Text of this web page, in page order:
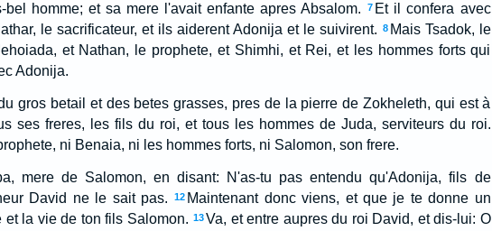
homme; et sa mere l'avait enfante apres Absalom.
7 Et il confera avec
le sacrificateur, et ils aiderent Adonija et le suivirent. 8 Mais Tsadok, le
et Nathan, le prophete, et Shimhi, et Rei, et les hommes forts qui
Adonija.
gros betail et des betes grasses, pres de la pierre de Zokheleth, qui est à
ses freres, les fils du roi, et tous les hommes de Juda, serviteurs du roi.
ni Benaia, ni les hommes forts, ni Salomon, son frere.
mere de Salomon, en disant: N'as-tu pas entendu qu'Adonija, fils de
David ne le sait pas.
12 Maintenant donc viens, et que je te donne un
la vie de ton fils Salomon. 13Va, et entre aupres du roi David, et dis-lui: O